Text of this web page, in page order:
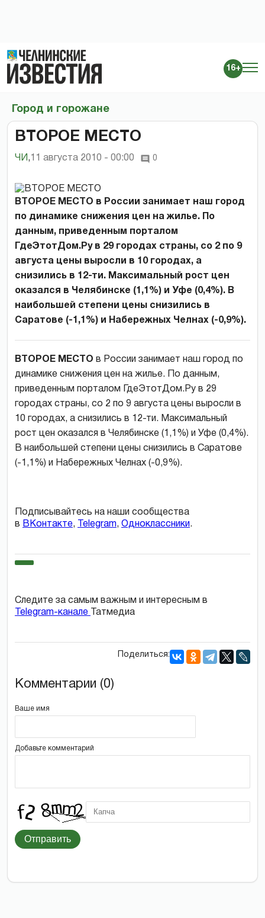
16+
Город и горожане
ВТОРОЕ МЕСТО
ЧИ , 11 августа 2010 - 00:00 0
ВТОРОЕ МЕСТО в России занимает наш город
по динамике снижения цен на жилье. По
данным, приведенным порталом
ГдеЭтотДом.Ру в 29 городах страны, со 2 по 9
августа цены выросли в 10 городах, а
снизились в 12-ти. Максимальный рост цен
оказался в Челябинске (1,1%) и Уфе (0,4%). В
наибольшей степени цены снизились в
Саратове (-1,1%) и Набережных Челнах (-0,9%).
ВТОРОЕ МЕСТО в России занимает наш город по
динамике снижения цен на жилье. По данным,
приведенным порталом ГдеЭтотДом.Ру в 29
городах страны, со 2 по 9 августа цены выросли в
10 городах, а снизились в 12-ти. Максимальный
рост цен оказался в Челябинске (1,1%) и Уфе (0,4%).
В наибольшей степени цены снизились в Саратове
(-1,1%) и Набережных Челнах (-0,9%).
Подписывайтесь на наши сообщества
в ВКонтакте, Telegram, Одноклассники.
Следите за самым важным и интересным в
Telegram-канале
Татмедиа
Поделиться:
Комментарии (0)
Ваше имя
Добавьте комментарий
Отправить